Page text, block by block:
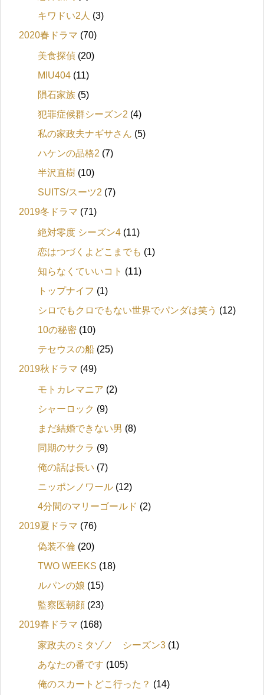
キワドい2人 (3)
2020春ドラマ (70)
美食探偵 (20)
MIU404 (11)
隕石家族 (5)
犯罪症候群シーズン2 (4)
私の家政夫ナギサさん (5)
ハケンの品格2 (7)
半沢直樹 (10)
SUITS/スーツ2 (7)
2019冬ドラマ (71)
絶対零度 シーズン4 (11)
恋はつづくよどこまでも (1)
知らなくていいコト (11)
トップナイフ (1)
シロでもクロでもない世界でパンダは笑う (12)
10の秘密 (10)
テセウスの船 (25)
2019秋ドラマ (49)
モトカレマニア (2)
シャーロック (9)
まだ結婚できない男 (8)
同期のサクラ (9)
俺の話は長い (7)
ニッポンノワール (12)
4分間のマリーゴールド (2)
2019夏ドラマ (76)
偽装不倫 (20)
TWO WEEKS (18)
ルパンの娘 (15)
監察医朝顔 (23)
2019春ドラマ (168)
家政夫のミタゾノ シーズン3 (1)
あなたの番です (105)
俺のスカートどこ行った？ (14)